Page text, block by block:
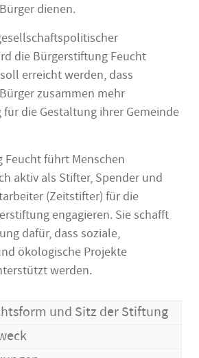
dienen.
die Bürgerstiftung Feucht
erreicht werden, dass
zusammen mehr
die Gestaltung ihrer Gemeinde
Feucht führt Menschen
aktiv als Stifter, Spender und
(Zeitstifter) für die
engagieren. Sie schafft
dafür, dass soziale,
ökologische Projekte
werden.
und Sitz der Stiftung
den Namen „Bürgerstiftung